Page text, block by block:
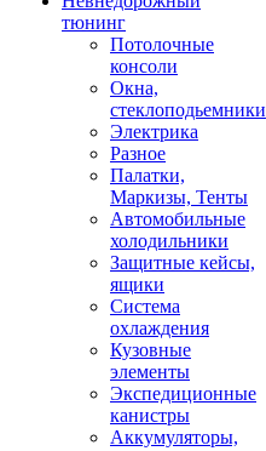
тюнинг
Потолочные
консоли
Окна,
стеклоподьемники
Электрика
Разное
Палатки,
Маркизы, Тенты
Автомобильные
холодильники
Защитные кейсы,
ящики
Система
охлаждения
Кузовные
элементы
Экспедиционные
канистры
Аккумуляторы,